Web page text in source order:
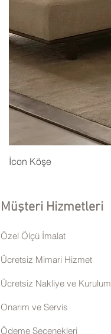
İcon Köşe
Müşteri Hizmetleri
Özel Ölçü İmalat
Ücretsiz Mimari Hizmet
Ücretsiz Nakliye ve Kurulum
Onarım ve Servis
Ödeme Seçenekleri